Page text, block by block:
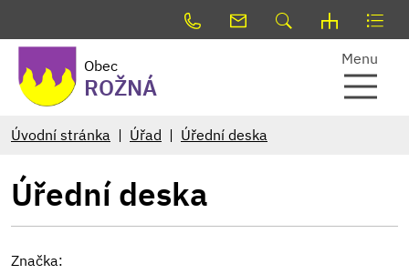
Obec
ROŽNÁ
Menu
Úvodní stránka Úřad Úřední deska
Úřední deska
Značka: